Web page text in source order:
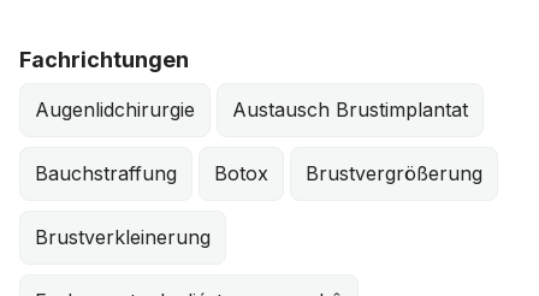
Fachrichtungen
Augenlidchirurgie Austausch Brustimplantat
Bauchstraffung Botox Brustvergrößerung
Brustverkleinerung